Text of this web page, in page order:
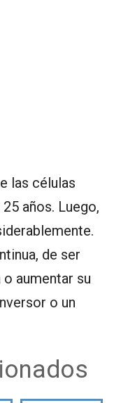
las células
años. Luego,
de ser
aumentar su
o un